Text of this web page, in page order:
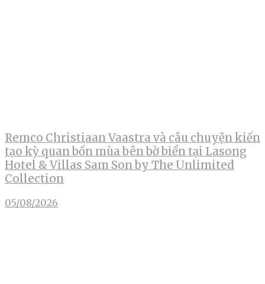
Remco Christiaan Vaastra và câu chuyện kiến
tạo kỳ quan bốn mùa bên bờ biển tại Lasong
Hotel & Villas Sam Son by The Unlimited
Collection
05/08/2026